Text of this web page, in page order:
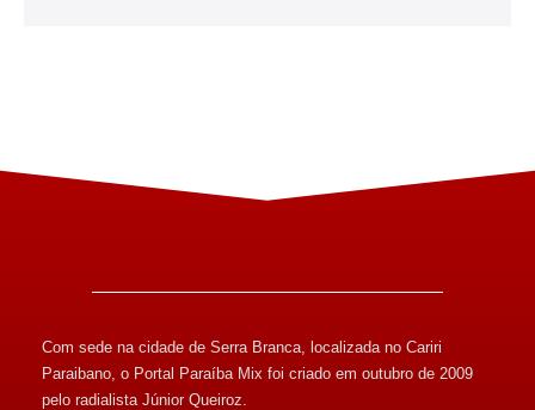
Com sede na cidade de Serra Branca, localizada no Cariri
Paraibano, o Portal Paraíba Mix foi criado em outubro de 2009
pelo radialista Júnior Queiroz.